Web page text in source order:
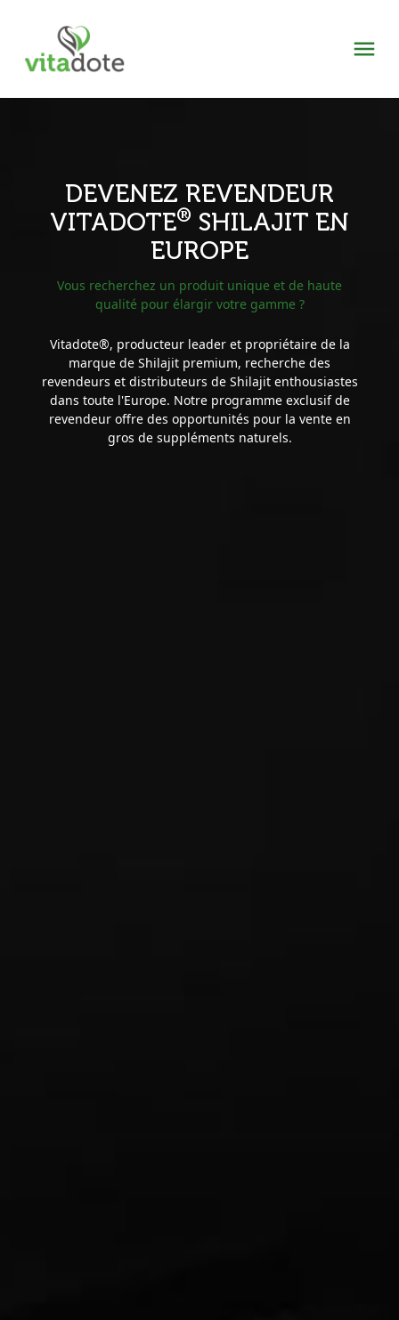
DEVENEZ REVENDEUR
VITADOTE® SHILAJIT EN
EUROPE
Vous recherchez un produit unique et de haute
qualité pour élargir votre gamme ?
Vitadote®, producteur leader et propriétaire de la
marque de Shilajit premium, recherche des
revendeurs et distributeurs de Shilajit enthousiastes
dans toute l'Europe. Notre programme exclusif de
revendeur offre des opportunités pour la vente en
gros de suppléments naturels.